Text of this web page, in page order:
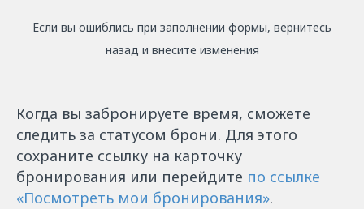
Если вы ошиблись при заполнении формы, вернитесь
назад и внесите изменения
Когда вы забронируете время, сможете
следить за статусом брони. Для этого
сохраните ссылку на карточку
бронирования или перейдите по ссылке
«Посмотреть мои бронирования».